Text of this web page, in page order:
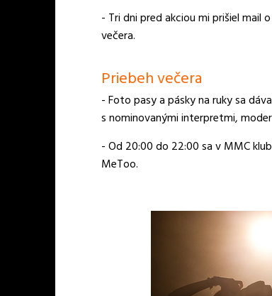
- Tri dni pred akciou mi prišiel mail
večera.
Priebeh večera
- Foto pasy a pásky na ruky sa
s nominovanými interpretmi,
- Od 20:00 do 22:00 sa v MMC
MeToo.